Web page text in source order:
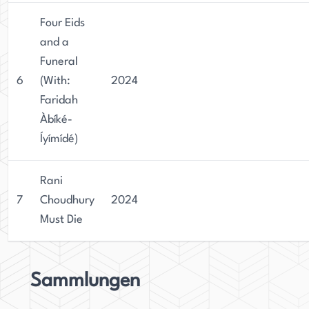
6
Four Eids
and a
Funeral
(With:
Faridah
Àbíké-
Íyímídé)
2024
7
Rani
Choudhury
Must Die
2024
Sammlungen